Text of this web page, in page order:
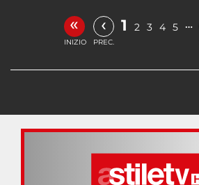
«
INIZIO
‹
PREC.
1 2 3 4 5 …